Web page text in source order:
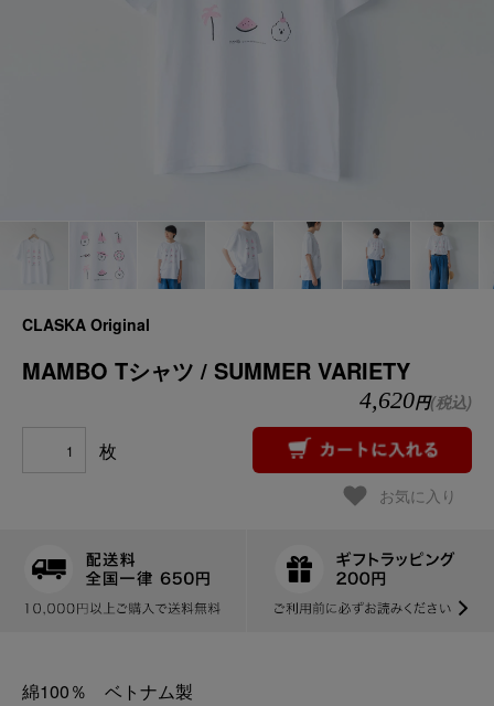
CLASKA Original
MAMBO Tシャツ / SUMMER VARIETY
4,620円(税込)
枚
お気に入り
綿100％ ベトナム製